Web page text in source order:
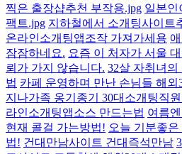
찍은 출장샵추천 부작용.jpg 일본인
팩트.jpg 지하철에서 소개팅사이트
온라인소개팅앱조작 가져가세용
잠잠하네요. 요즘 이 처자가 서울
뢰가 가지 않습니다. 32살 자취녀
법 카페 운영하며 만난 손님들 해
지나가족 옹기종기 30대소개팅직
라인소개팅앱소스 만드는법 여름
현재 콜걸 가는방법! 오늘 기분좋
법! 건대만남사이트 건대즉석만남